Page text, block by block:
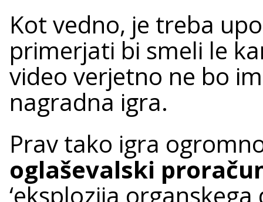
Kot vedno, je treba
primerjati bi smeli le
video verjetno ne bo
nagradna igra.
Prav tako igra
oglaševalski
‘eksplozija organskega